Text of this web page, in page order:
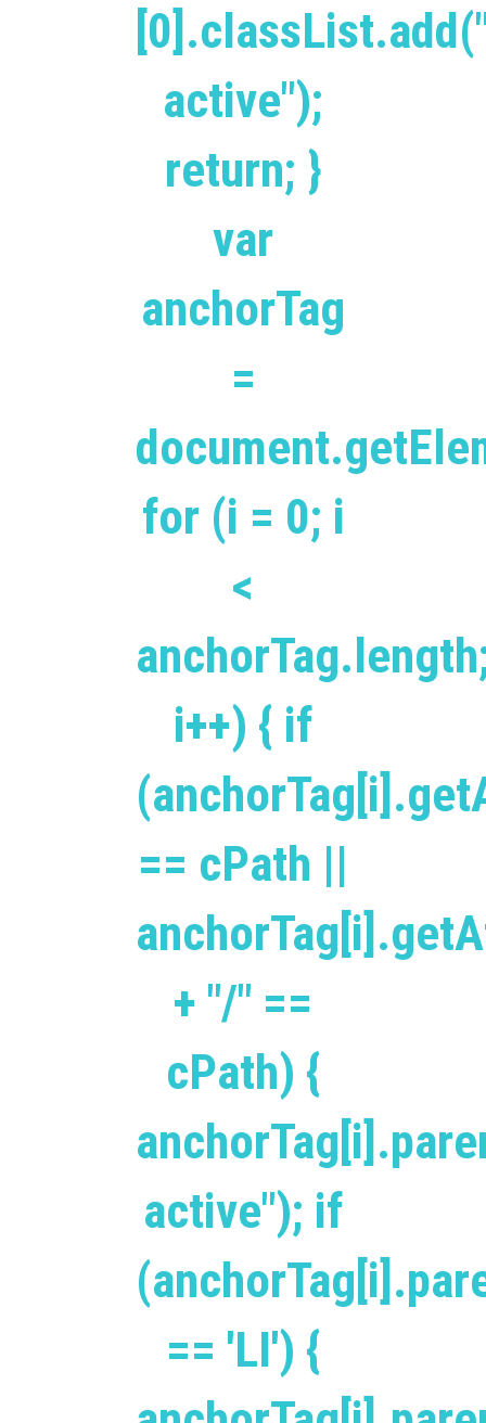
active");
return; }
var
anchorTag
=
for (i = 0; i
<
i++) { if
== cPath ||
+ "/" ==
cPath) {
active"); if
== 'LI') {